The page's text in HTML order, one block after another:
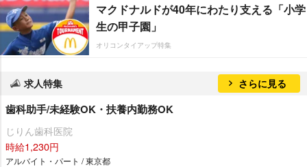
マクドナルドが40年にわたり支える「小学
生の甲子園」
オリコンタイアップ特集
求人特集 さらに見る
歯科助手/未経験OK・扶養内勤務OK
じりん歯科医院
時給1,230円
アルバイト・パート / 東京都